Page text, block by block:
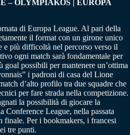
– OLYMPIAKOS | EUROPA
di Europa League. Al pari della
il format con un girone unico
e più difficoltà nel percorso verso il
ogni match sarà fondamentale per
goal possibili per mantenere un’ottima
i padroni di casa del Lione
d’alto profilo tra due squadre che
per fare strada nella competizione.
la possibilità di giocare la
Conference League, nella passata
finale. Per i bookmakers, i francesi
tre punti.